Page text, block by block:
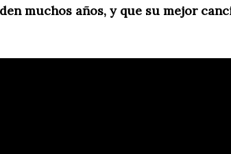
muchos años, y que su mejor